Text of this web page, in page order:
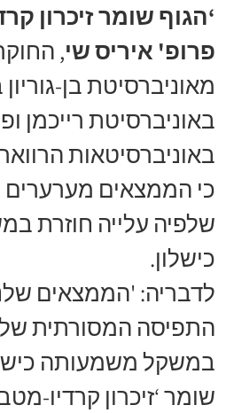
‘הגוף שומר זיכרון
פרופ' איריס שי,
מאוניברסיטת בן-
באוניברסיטת רייכמן
באוניברסיטאות
כי הממצאים
שלפיה עלייה חוזרת
כישלון.
לדבריה: 'הממצאים
התפיסה המסורתית
במשקל משמעותה
שומר ‘זיכרון קרדיו-